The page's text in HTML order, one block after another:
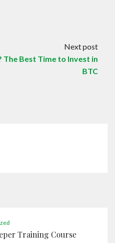
Next post
Best Time to Invest in
BTC
Training Course